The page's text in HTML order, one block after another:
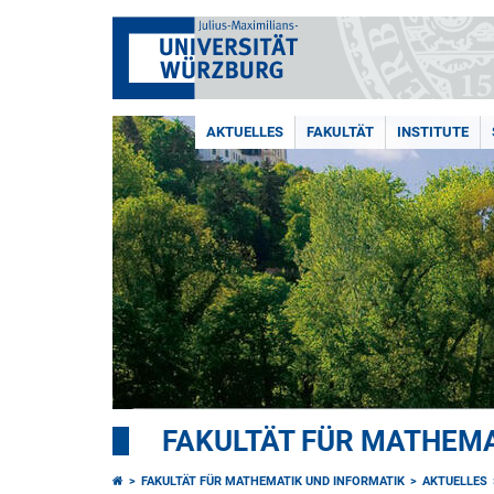
AKTUELLES FAKULTÄT INSTITUTE
FAKULTÄT FÜR
FAKULTÄT FÜR MATHEMATIK UND INFORMATIK
AKTUELLES